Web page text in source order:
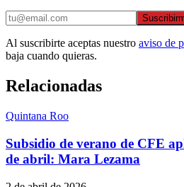
Al suscribirte aceptas nuestro aviso de
baja cuando quieras.
Relacionadas
Quintana Roo
Subsidio de verano de CFE
de abril: Mara Lezama